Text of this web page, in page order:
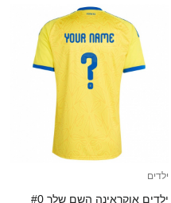
ילדים
ילדים אוקראינה השם שלך #0